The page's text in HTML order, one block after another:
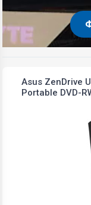
Asus ZenDrive
Portable DVD-